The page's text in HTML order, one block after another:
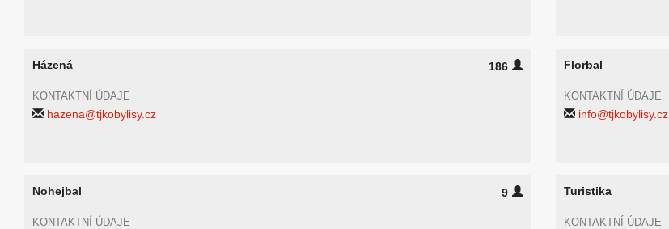
Házená 186
KONTAKTNÍ ÚDAJE
hazena@tjkobylisy.cz
Florbal
KONTAKTNÍ ÚDAJE
info@tjkobylisy.cz
Nohejbal 9
KONTAKTNÍ ÚDAJE
Turistika
KONTAKTNÍ ÚDAJE